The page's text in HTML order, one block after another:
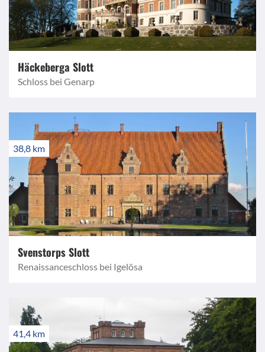
Häckeberga Slott
Schloss bei Genarp
38,8 km
Svenstorps Slott
Renaissanceschloss bei Igelösa
41,4 km